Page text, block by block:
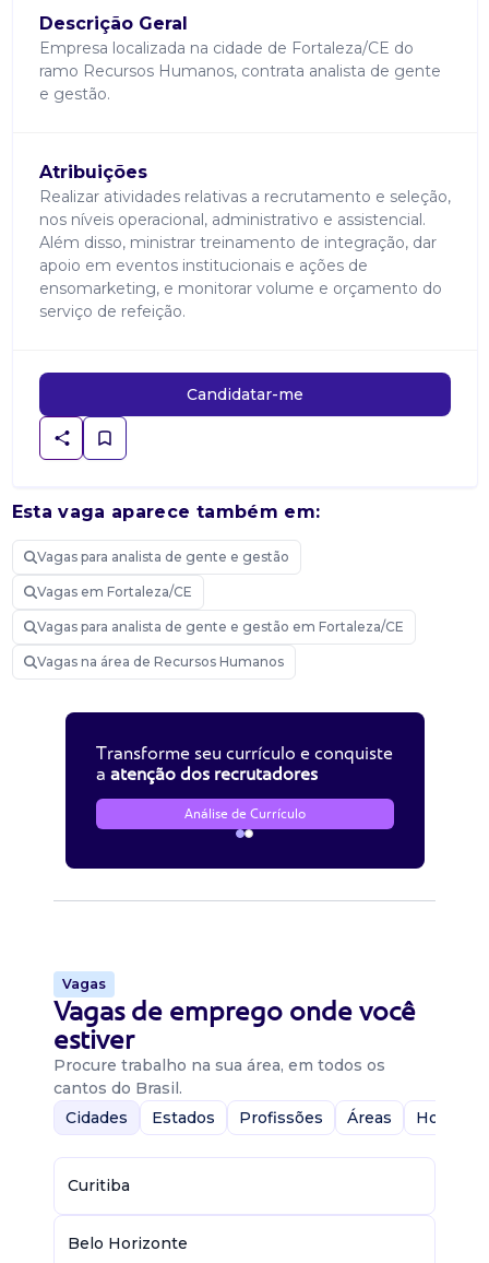
Descrição Geral
Empresa localizada na cidade de Fortaleza/CE do
ramo Recursos Humanos, contrata analista de gente
e gestão.
Atribuições
Realizar atividades relativas a recrutamento e seleção,
nos níveis operacional, administrativo e assistencial.
Além disso, ministrar treinamento de integração, dar
apoio em eventos institucionais e ações de
ensomarketing, e monitorar volume e orçamento do
serviço de refeição.
Candidatar-me
Esta vaga aparece também em:
Vagas para analista de gente e gestão
Vagas em Fortaleza/CE
Vagas para analista de gente e gestão em Fortaleza/CE
Vagas na área de Recursos Humanos
Transforme seu currículo e conquiste
a atenção dos recrutadores
Análise de Currículo
Vagas
Vagas de emprego onde você
estiver
Procure trabalho na sua área, em todos os
cantos do Brasil.
Cidades
Estados Profissões Áreas Home-
Curitiba
Belo Horizonte